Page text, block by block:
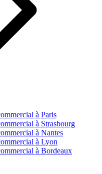
à Paris
à Strasbourg
à Nantes
à Lyon
à Bordeaux